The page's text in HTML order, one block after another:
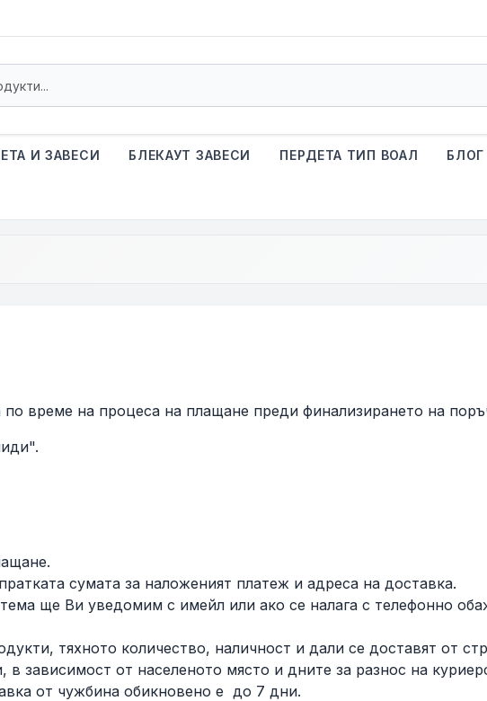
И ЗАВЕСИ БЛЕКАУТ ЗАВЕСИ ПЕРДЕТА ТИП ВОАЛ БЛОГ
време на процеса на плащане преди финализирането на
сумата за наложеният платеж и адреса на доставка.
ще Ви уведомим с имейл или ако се налага с телефонно
тяхното количество, наличност и дали се доставят от
зависимост от населеното място и дните за разнос на
от чужбина обикновено е до 7 дни.